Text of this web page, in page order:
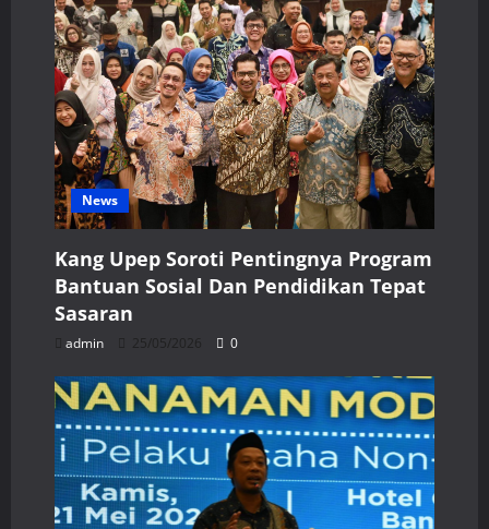
News
Kang Upep Soroti Pentingnya Program
Bantuan Sosial Dan Pendidikan Tepat
Sasaran
admin 25/05/2026 0